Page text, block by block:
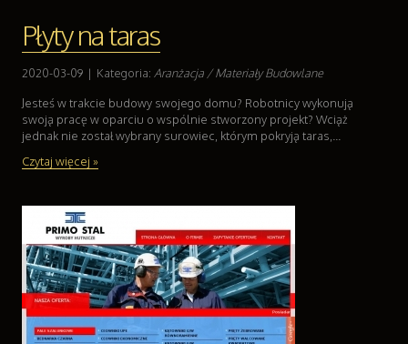
Hotele i Noclegi
Podróże
Wypoczynek
Uroda
Sprzęt Medyczny
Oprogramowanie
Oprogramowanie
Kontakt
Płyty na taras
2020-03-09 | Kategoria: Aranżacja / Materiały Budowlane
Jesteś w trakcie budowy swojego domu? Robotnicy wykonują
swoją pracę w oparciu o wspólnie stworzony projekt? Wciąż
jednak nie został wybrany surowiec, którym pokryją taras,...
Czytaj więcej »